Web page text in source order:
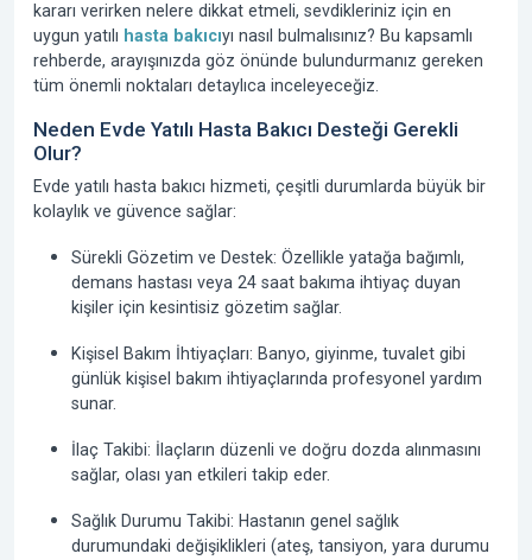
kararı verirken nelere dikkat etmeli, sevdikleriniz için en
uygun yatılı hasta bakıcıyı nasıl bulmalısınız? Bu kapsamlı
rehberde, arayışınızda göz önünde bulundurmanız gereken
tüm önemli noktaları detaylıca inceleyeceğiz.
Neden Evde Yatılı Hasta Bakıcı Desteği Gerekli
Olur?
Evde yatılı hasta bakıcı hizmeti, çeşitli durumlarda büyük bir
kolaylık ve güvence sağlar:
Sürekli Gözetim ve Destek: Özellikle yatağa bağımlı,
demans hastası veya 24 saat bakıma ihtiyaç duyan
kişiler için kesintisiz gözetim sağlar.
Kişisel Bakım İhtiyaçları: Banyo, giyinme, tuvalet gibi
günlük kişisel bakım ihtiyaçlarında profesyonel yardım
sunar.
İlaç Takibi: İlaçların düzenli ve doğru dozda alınmasını
sağlar, olası yan etkileri takip eder.
Sağlık Durumu Takibi: Hastanın genel sağlık
durumundaki değişiklikleri (ateş, tansiyon, yara durumu